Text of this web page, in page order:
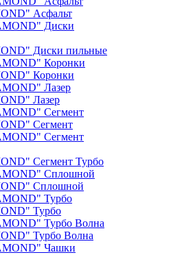
Асфальт
Диски пильные
Коронки
Лазер
Сегмент
Сегмент Турбо
Сплошной
Турбо
Турбо Волна